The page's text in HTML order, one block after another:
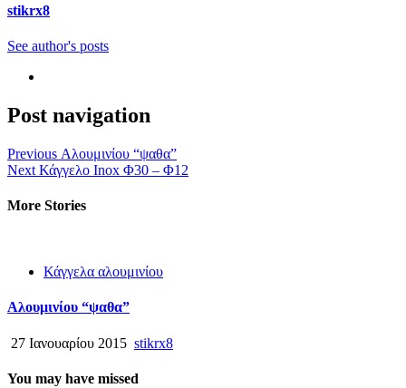
stikrx8
See author's posts
Post navigation
Previous Αλουμινίου “ψαθα”
Next Κάγγελο Inox Φ30 – Φ12
More Stories
Κάγγελα αλουμινίου
Αλουμινίου “ψαθα”
27 Ιανουαρίου 2015 stikrx8
You may have missed